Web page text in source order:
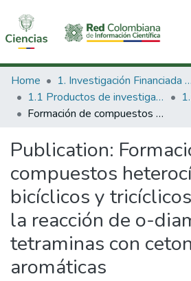
Communities & Collections
All of DSpace
Home
1. Investigación Financiada con Recursos Públicos
1.1 Productos de investigación
Formación de compuestos heterocíclicos, bicíclicos y tricíclicos a partir de la reacción de o-diaminas y tetraminas con cetonas aromáticas
Publication:
compuestos
bicíclicos y
la reacción de o-
tetraminas con
aromáticas